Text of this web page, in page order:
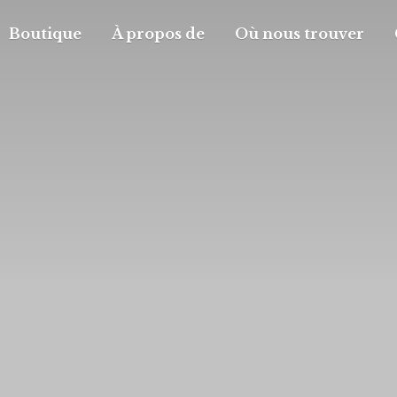
Boutique À propos de Où nous trouver